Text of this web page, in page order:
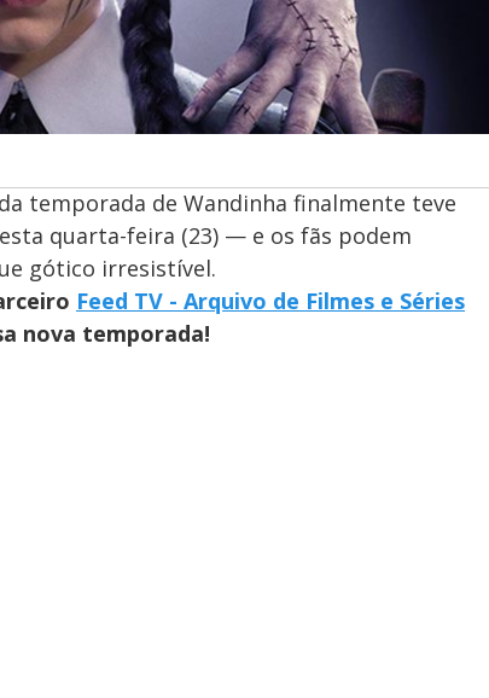
temporada de Wandinha finalmente teve
quarta-feira (23) — e os fãs podem
gótico irresistível.
Feed TV - Arquivo de Filmes e Séries
nova temporada!